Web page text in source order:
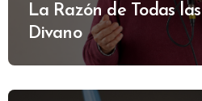
La Razón de Todas
Divano